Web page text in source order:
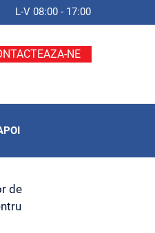
L-V 08:00 - 17:00
NE
de